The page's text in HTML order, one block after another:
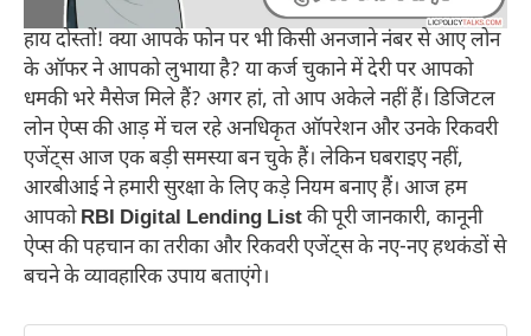
हाय दोस्तों! क्या आपके फोन पर भी किसी अनजाने नंबर से आए लोन
के ऑफर ने आपको लुभाया है? या कर्ज चुकाने में देरी पर आपको
धमकी भरे मैसेज मिले हैं? अगर हां, तो आप अकेले नहीं हैं। डिजिटल
लोन ऐप्स की आड़ में चल रहे अनधिकृत ऑपरेशन और उनके रिकवरी
एजेंट्स आज एक बड़ी समस्या बन चुके हैं। लेकिन घबराइए नहीं,
आरबीआई ने हमारी सुरक्षा के लिए कड़े नियम बनाए हैं। आज हम
आपकोRBI Digital Lending Listकी पूरी जानकारी, कानूनी
ऐप्स की पहचान का तरीका और रिकवरी एजेंट्स के नए-नए हथकंडों से
बचने के व्यावहारिक उपाय बताएंगे।